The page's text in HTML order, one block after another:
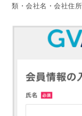
類・会社名・会社住